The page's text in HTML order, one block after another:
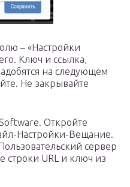
– «Настройки
Ключ и ссылка,
на следующем
Не закрывайте
Откройте
Настройки-Вещание.
сервер
строки URL и ключ из